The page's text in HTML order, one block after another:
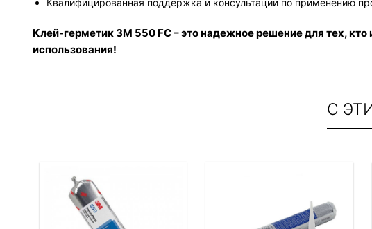
Клей-герметик 3M 550 FC – это надежное решение для тех,
использования!
С